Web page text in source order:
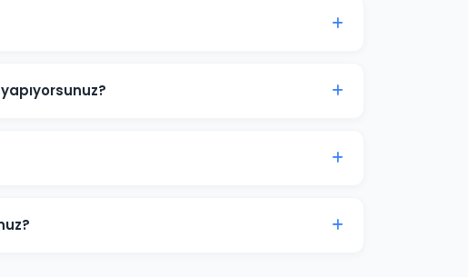
projelerimizde şeffaf hedefler koyuyor ve bu
Önce en değerli ve ulaşılabilir
Google'a hitap edecek şekilde kurgulanır.